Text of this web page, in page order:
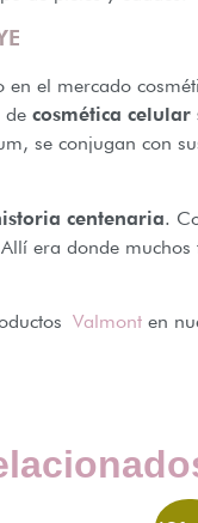
en el mercado
de cosmética
se conjugan con
centenaria.
Allí era donde
Valmont en